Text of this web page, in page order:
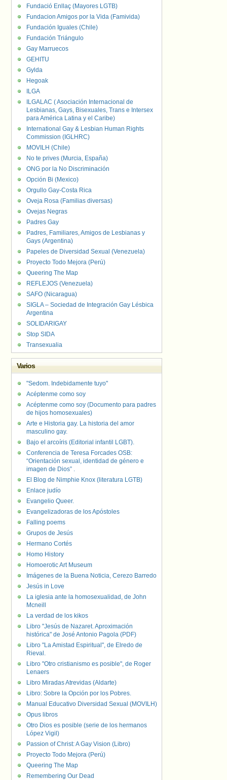
Fundació Enllaç (Mayores LGTB)
Fundacion Amigos por la Vida (Famivida)
Fundación Iguales (Chile)
Fundación Triángulo
Gay Marruecos
GEHITU
Gylda
Hegoak
ILGA
ILGALAC ( Asociación Internacional de
Lesbianas, Gays, Bisexuales, Trans e Intersex
para América Latina y el Caribe)
International Gay & Lesbian Human Rights
Commission (IGLHRC)
MOVILH (Chile)
No te prives (Murcia, España)
ONG por la No Discriminación
Opción Bi (Mexico)
Orgullo Gay-Costa Rica
Oveja Rosa (Familias diversas)
Ovejas Negras
Padres Gay
Padres, Familiares, Amigos de Lesbianas y
Gays (Argentina)
Papeles de Diversidad Sexual (Venezuela)
Proyecto Todo Mejora (Perú)
Queering The Map
REFLEJOS (Venezuela)
SAFO (Nicaragua)
SIGLA – Sociedad de Integración Gay Lésbica
Argentina
SOLIDARIGAY
Stop SIDA
Transexualia
Varios
"Sedom. Indebidamente tuyo"
Acéptenme como soy
Acéptenme como soy (Documento para padres
de hijos homosexuales)
Arte e Historia gay. La historia del amor
masculino gay.
Bajo el arcoíris (Editorial infantil LGBT).
Conferencia de Teresa Forcades OSB:
“Orientación sexual, identidad de género e
imagen de Dios” .
El Blog de Nimphie Knox (literatura LGTB)
Enlace judío
Evangelio Queer.
Evangelizadoras de los Apóstoles
Falling poems
Grupos de Jesús
Hermano Cortés
Homo History
Homoerotic Art Museum
Imágenes de la Buena Noticia, Cerezo Barredo
Jesús in Love
La iglesia ante la homosexualidad, de John
Mcneill
La verdad de los kikos
Libro "Jesús de Nazaret. Aproximación
histórica" de José Antonio Pagola (PDF)
Libro "La Amistad Espiritual", de Elredo de
Rieval.
Libro "Otro cristianismo es posible", de Roger
Lenaers
Libro Miradas Atrevidas (Aldarte)
Libro: Sobre la Opción por los Pobres.
Manual Educativo Diversidad Sexual (MOVILH)
Opus libros
Otro Dios es posible (serie de los hermanos
López Vigil)
Passion of Christ: A Gay Vision (Libro)
Proyecto Todo Mejora (Perú)
Queering The Map
Remembering Our Dead